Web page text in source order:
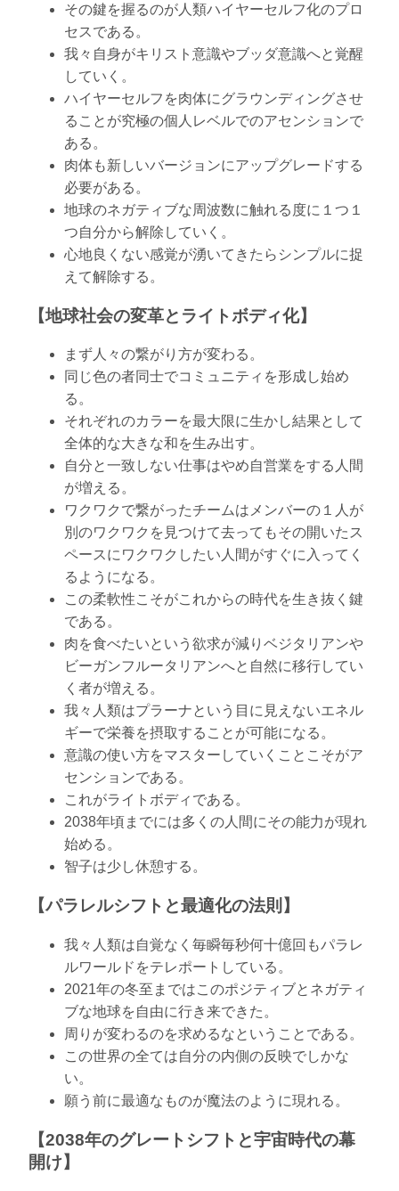
その鍵を握るのが人類ハイヤーセルフ化のプロ
セスである。
我々自身がキリスト意識やブッダ意識へと覚醒
していく。
ハイヤーセルフを肉体にグラウンディングさせ
ることが究極の個人レベルでのアセンションで
ある。
肉体も新しいバージョンにアップグレードする
必要がある。
地球のネガティブな周波数に触れる度に１つ１
つ自分から解除していく。
心地良くない感覚が湧いてきたらシンプルに捉
えて解除する。
【地球社会の変革とライトボディ化】
まず人々の繋がり方が変わる。
同じ色の者同士でコミュニティを形成し始め
る。
それぞれのカラーを最大限に生かし結果として
全体的な大きな和を生み出す。
自分と一致しない仕事はやめ自営業をする人間
が増える。
ワクワクで繋がったチームはメンバーの１人が
別のワクワクを見つけて去ってもその開いたス
ペースにワクワクしたい人間がすぐに入ってく
るようになる。
この柔軟性こそがこれからの時代を生き抜く鍵
である。
肉を食べたいという欲求が減りベジタリアンや
ビーガンフルータリアンへと自然に移行してい
く者が増える。
我々人類はプラーナという目に見えないエネル
ギーで栄養を摂取することが可能になる。
意識の使い方をマスターしていくことこそがア
センションである。
これがライトボディである。
2038年頃までには多くの人間にその能力が現れ
始める。
智子は少し休憩する。
【パラレルシフトと最適化の法則】
我々人類は自覚なく毎瞬毎秒何十億回もパラレ
ルワールドをテレポートしている。
2021年の冬至まではこのポジティブとネガティ
ブな地球を自由に行き来できた。
周りが変わるのを求めるなということである。
この世界の全ては自分の内側の反映でしかな
い。
願う前に最適なものが魔法のように現れる。
【2038年のグレートシフトと宇宙時代の幕
開け】